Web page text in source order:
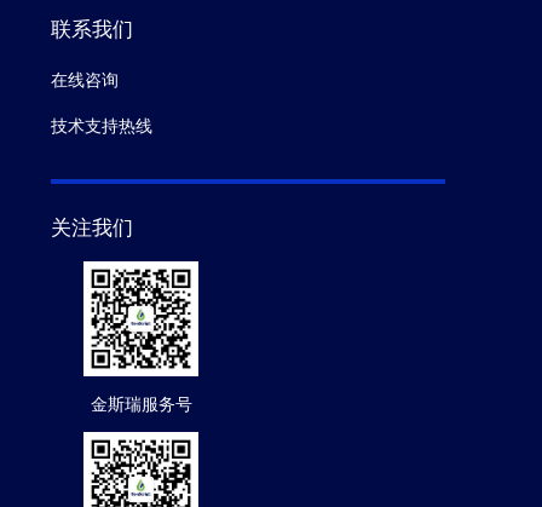
联系我们
在线咨询
技术支持热线
关注我们
金斯瑞服务号